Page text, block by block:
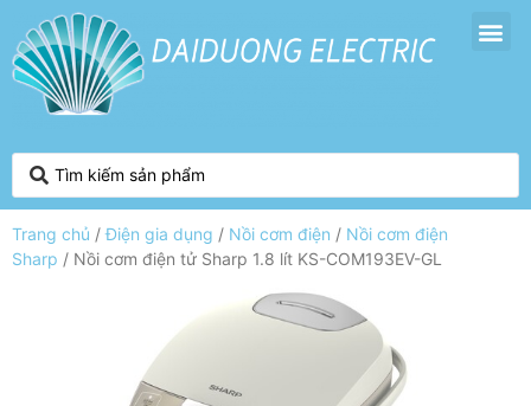
Trang chủ /Điện gia dụng / Nồi cơm điện / Nồi cơm điện
Sharp / Nồi cơm điện tử Sharp 1.8 lít KS-COM193EV-GL